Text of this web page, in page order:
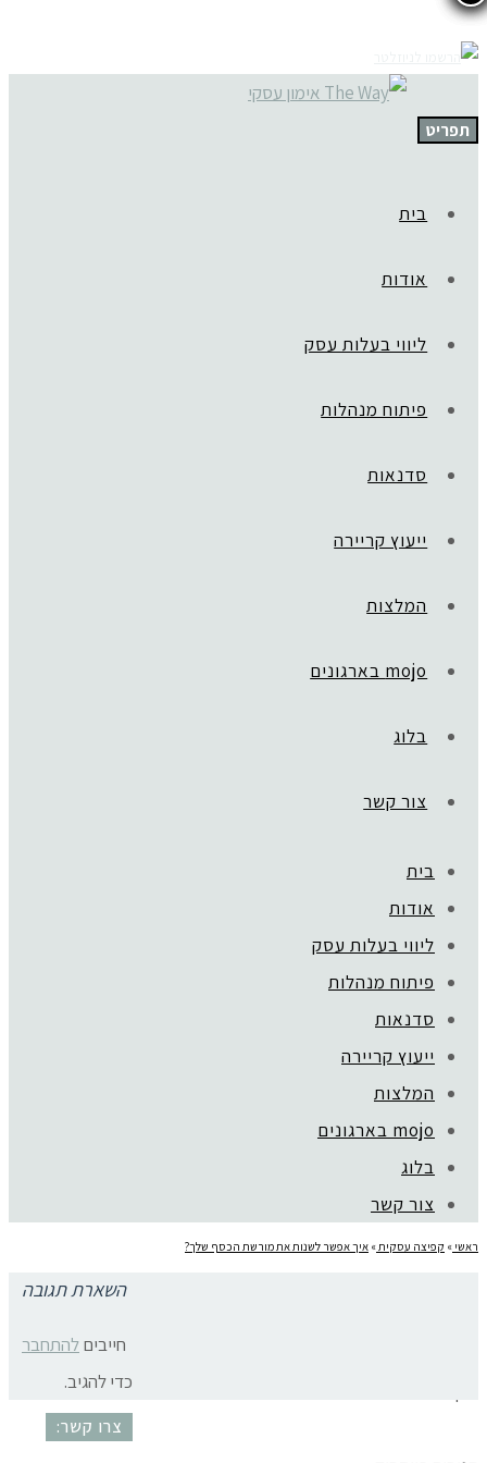
תפריט
בית
אודות
ליווי בעלות עסק
פיתוח מנהלות
סדנאות
ייעוץ קריירה
המלצות
mojo בארגונים
בלוג
צור קשר
בית
אודות
ליווי בעלות עסק
פיתוח מנהלות
סדנאות
ייעוץ קריירה
המלצות
mojo בארגונים
בלוג
צור קשר
ראשי » קפיצה עסקית» איך אפשר לשנות את מורשת הכסף שלך?
השארת תגובה
חייביםלהתחבר
כדי להגיב.
צרו קשר:
קהילת סלוניקי 1, תל אביב |
© כל הזכויות שמורות לגלית שול |
נסטיה פייביש| ביצוע:zivuch